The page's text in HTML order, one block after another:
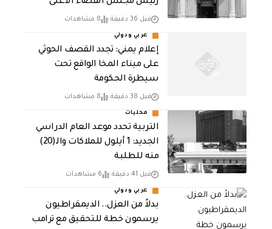
قبل 36 دقيقة 8 مشاهدات
عربي ودولي
إعلام يمني: تجدد القصف الحوثي
على ميناء المخا الواقع تحت
سيطرة الحكومة
قبل 38 دقيقة 8 مشاهدات
محليات
التربية تحدد موعد العام الدراسي
الجديد: 1 أيلول للملاكات والـ(20)
منه للطلبة
قبل 41 دقيقة 6 مشاهدات
عربي ودولي
بدلاً من العزل.. الديمقراطيون
يرسمون خطة للتحقيق مع ترامب